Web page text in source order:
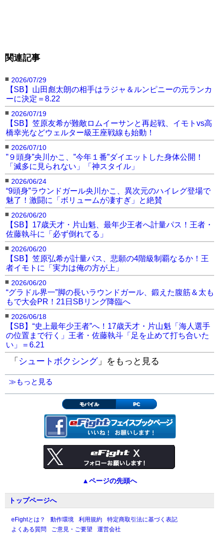
関連記事
■ 2026/07/29
【SB】山田彪太朗の相手はラジャ＆ルンピニーの元ランカ
ーに決定＝8.22
■ 2026/07/19
【SB】笠原友希が難敵ロムイーサンと再起戦、イモトvs高
橋幸光などウェルター級王座戦線も始動！
■ 2026/07/10
”９頭身”央川かこ、”今年１番”ダイエットした身体公開！
「滅多に見られない」「神スタイル」
■ 2026/06/24
“9頭身”ラウンドガール央川かこ、異次元のハイレグ登場で
魅了！激闘に「ボリュームが凄すぎ」と絶賛
■ 2026/06/20
【SB】17歳天才・片山魁、最年少王者へ計量パス！王者・
佐藤執斗に「必ず倒れてる」
■ 2026/06/20
【SB】笠原弘希が計量パス、悲願の4階級制覇なるか！王
者イモトに「実力は俺の方が上」
■ 2026/06/20
“グラドル界一”脚の長いラウンドガール、鍛えた腹筋＆太も
もで大会PR！21日SBリング降臨へ
■ 2026/06/18
【SB】“史上最年少王者”へ！17歳天才・片山魁「海人選手
の位置まで行く」王者・佐藤執斗「足を止めて打ち合いた
い」＝6.21
「 シュートボクシング」をもっと見る
≫もっと見る
モバイル PC
▲ページの先頭へ
トップページへ
eFightとは？ 動作環境 利用規約
特定商取引法に基づく表記
よくある質問
ご意見・ご要望 運営会社